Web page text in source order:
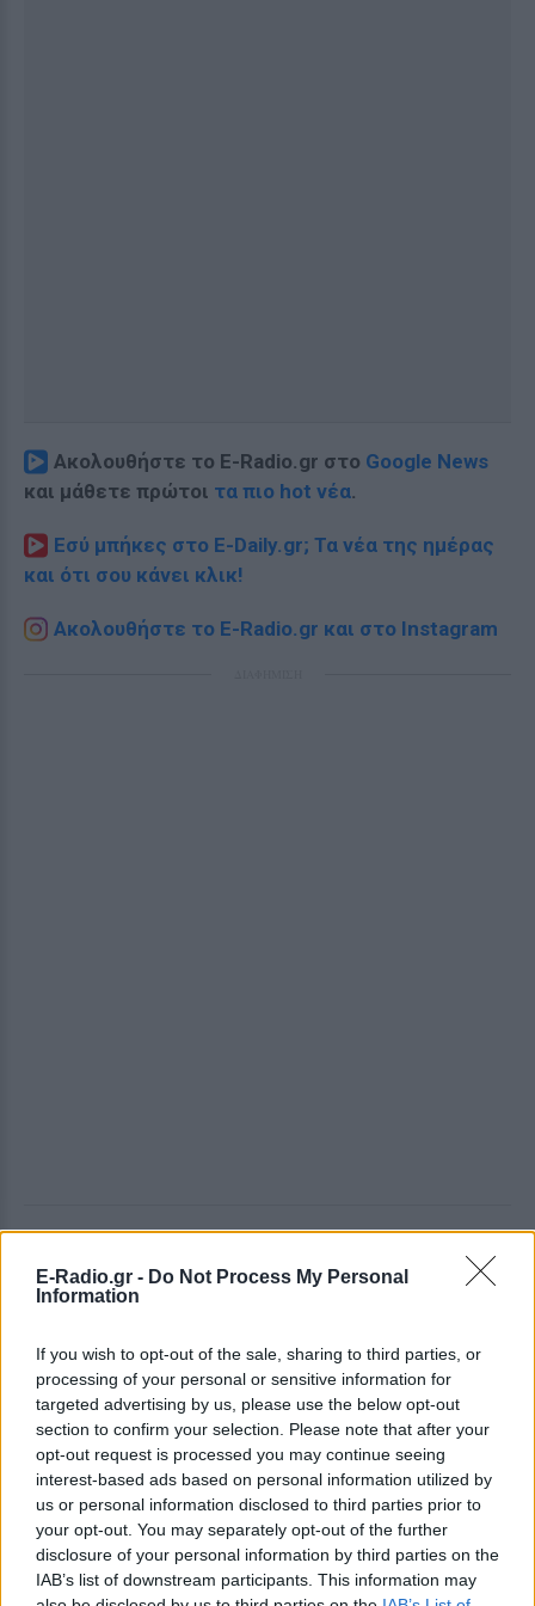
E-Radio.gr - Do Not Process My Personal
Information
If you wish to opt-out of the sale, sharing to third parties, or
processing of your personal or sensitive information for
targeted advertising by us, please use the below opt-out
section to confirm your selection. Please note that after your
opt-out request is processed you may continue seeing
interest-based ads based on personal information utilized by
us or personal information disclosed to third parties prior to
your opt-out. You may separately opt-out of the further
disclosure of your personal information by third parties on the
IAB’s list of downstream participants. This information may
Ακολουθήστε το E-Radio.gr στο Google News
και μάθετε πρώτοι τα πιο hot νέα.
Εσύ μπήκες στο E-Daily.gr; Τα νέα της ημέρας
και ότι σου κάνει κλικ!
Ακολουθήστε το E-Radio.gr και στο Instagram
Χρήστος Δάντης: «Συνάδελφοι
προσπαθούν να ξεχάσουν ότι
έγραψα το """"My Number
One""""»
ΣΉΜΕΡΑ
Ο συνθέτης μίλησε ανοιχτά για την
αχαριστία που βιώνει στον χώρο της
μουσικής, 22 χρόνια μετά τη νίκη της
Ελλάδας στη Eurovision.